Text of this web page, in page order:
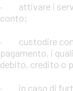
· attivare i
conto;
· custodire con
pagamento, i
debito, credito o
· in caso di